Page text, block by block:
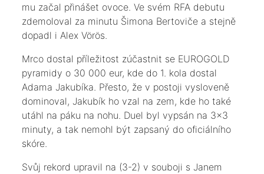
mu začal přinášet ovoce. Ve svém RFA debutu
zdemoloval za minutu Šimona Bertoviče a stejně
dopadl i Alex Vörös.
Mrco dostal příležitost zúčastnit se EUROGOLD
pyramidy o 30 000 eur, kde do 1. kola dostal
Adama Jakubíka. Přesto, že v postoji vysloveně
dominoval, Jakubík ho vzal na zem, kde ho také
utáhl na páku na nohu. Duel byl vypsán na 3x3
minuty, a tak nemohl být zapsaný do oficiálního
skóre.
Svůj rekord upravil na (3-2) v souboji s Janem